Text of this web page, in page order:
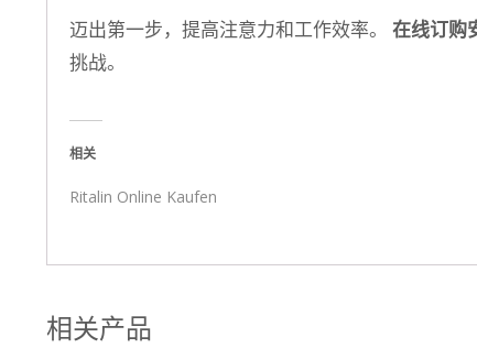
迈出第一步，提高注意力和工作效率。 在线订购
挑战。
相关
Ritalin Online Kaufen
相关产品